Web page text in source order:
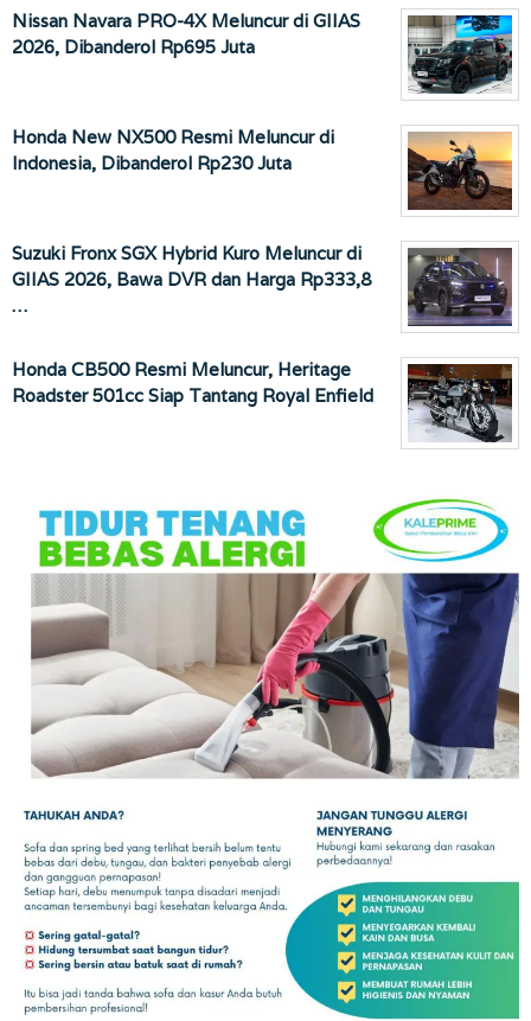
Nissan Navara PRO-4X Meluncur di GIIAS
2026, Dibanderol Rp695 Juta
Honda New NX500 Resmi Meluncur di
Indonesia, Dibanderol Rp230 Juta
Suzuki Fronx SGX Hybrid Kuro Meluncur di
GIIAS 2026, Bawa DVR dan Harga Rp333,8
…
Honda CB500 Resmi Meluncur, Heritage
Roadster 501cc Siap Tantang Royal Enfield